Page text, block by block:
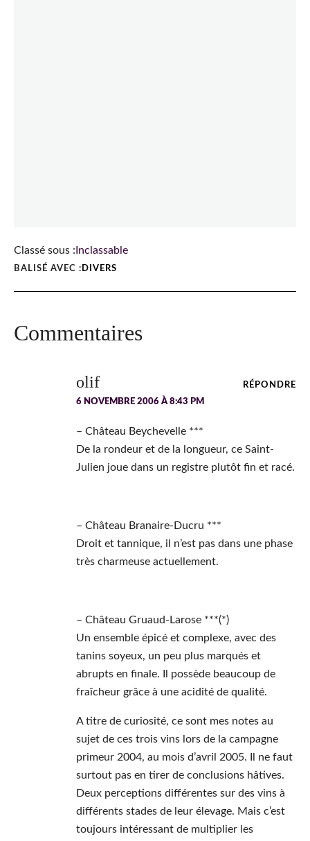
Classé sous : Inclassable
BALISÉ AVEC : DIVERS
Interactions
Commentaires
olif
6 NOVEMBRE 2006 À 8:43 PM
– Château Beychevelle ***
De la rondeur et de la longueur, ce Saint-
Julien joue dans un registre plutôt fin et racé.
– Château Branaire-Ducru ***
Droit et tannique, il n’est pas dans une phase
très charmeuse actuellement.
– Château Gruaud-Larose ***(*)
Un ensemble épicé et complexe, avec des
tanins soyeux, un peu plus marqués et
abrupts en finale. Il possède beaucoup de
fraîcheur grâce à une acidité de qualité.
A titre de curiosité, ce sont mes notes au
sujet de ces trois vins lors de la campagne
primeur 2004, au mois d’avril 2005. Il ne faut
surtout pas en tirer de conclusions hâtives.
Deux perceptions différentes sur des vins à
différents stades de leur élevage. Mais c’est
toujours intéressant de multiplier les
RÉPONDRE